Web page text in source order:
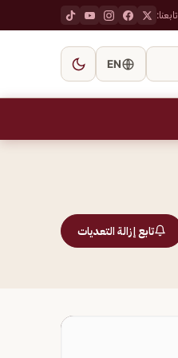
تابعنا:
EN
تابع إزالة التعديات